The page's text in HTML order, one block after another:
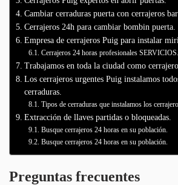
Cambiar cerraduras puerta con cerrajeros
Cerrajeros 24h para cambiar bombin puerta.
Empresa de cerrajeros Puig para instalar
Cerrajeros 24 horas profesionales SERVICIOS.
Trabajamos en toda la ciudad como
Los cerrajeros urgentes Puig instalamos
cerraduras.
Tipos de cerraduras que instalamos los
Extracción de llaves partidas o bloqueadas.
Busque cerrajeros 24 horas en su población.
Busque cerrajeros 24 horas en su población.
Preguntas frecuentes